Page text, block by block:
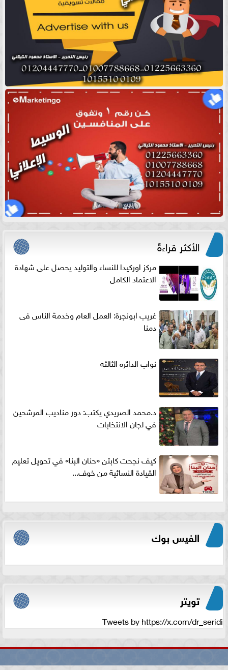
الأكثر قراءةً
مركز اوركيدا للنساء والتوليد يحصل على شهادة
الاعتماد الكامل
غريب ابونجرة: العمل العام وخدمة الناس فى
دمنا
نواب الدائره الثالثه
د.محمد الصريدي يكتب: دور مناديب المرشحين
في لجان الانتخابات
كيف نجحت كابتن «حنان البنا» في تحويل تعليم
القيادة النسائية من خوف...
الفيس بوك
تويتر
Tweets by https://x.com/dr_seridi